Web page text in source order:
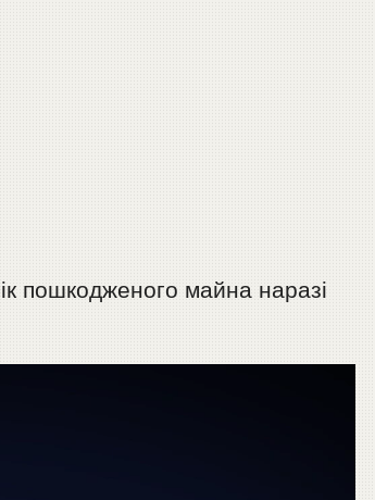
пошкодженого майна наразі